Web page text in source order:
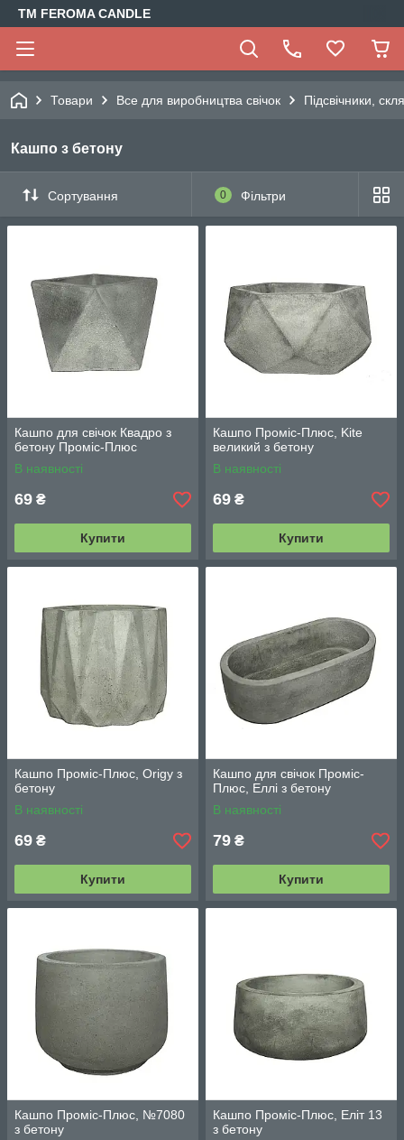
TM FEROMA CANDLE
Товари Все для виробництва свічок Підсвічники,
Кашпо з бетону
Сортування 0 Фільтри
Кашпо для свічок Квадро з
бетону Проміс-Плюс
В наявності
69 ₴
Купити
Кашпо Проміс-Плюс, Kite
великий з бетону
В наявності
69 ₴
Купити
Кашпо Проміс-Плюс, Origy з
бетону
В наявності
69 ₴
Купити
Кашпо для свічок Проміс-
Плюс, Еллі з бетону
В наявності
79 ₴
Купити
Кашпо Проміс-Плюс, №7080
з бетону
Кашпо Проміс-Плюс, Еліт 13
з бетону